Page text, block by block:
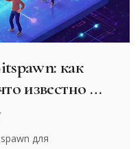
как
известно о
для